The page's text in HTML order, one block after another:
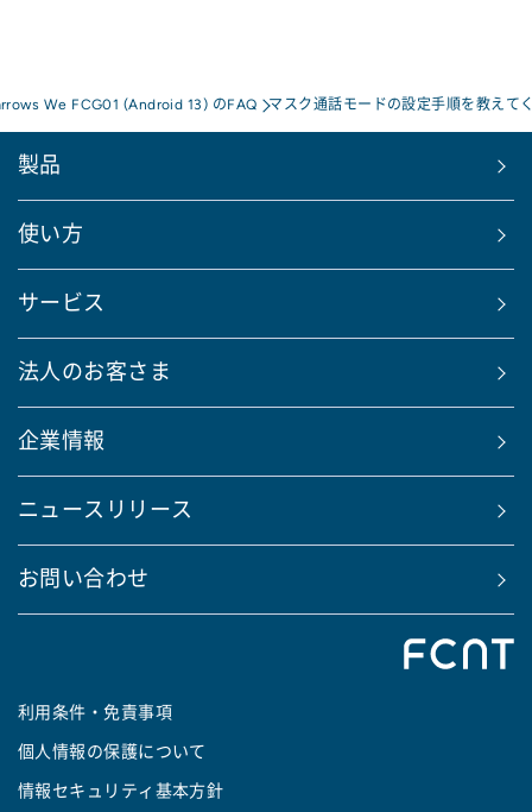
We FCG01 (Android 13) のFAQ マスク通話モードの設定手順を教えて
製品
使い方
サービス
法人のお客さま
企業情報
ニュースリリース
お問い合わせ
利用条件・免責事項
個人情報の保護について
情報セキュリティ基本方針